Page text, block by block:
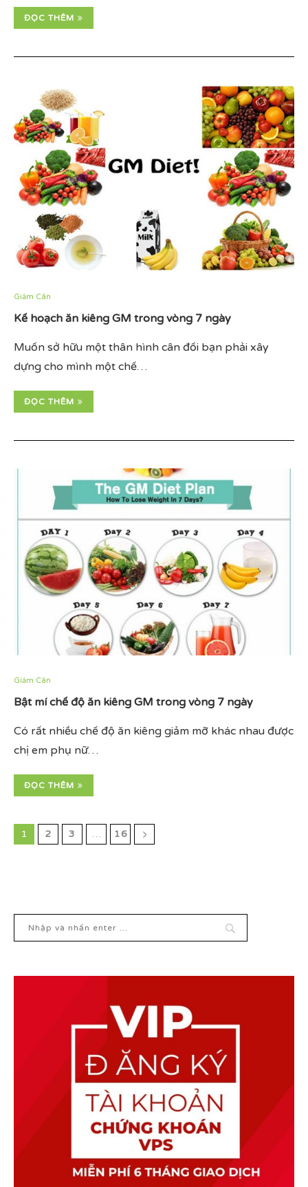
ĐỌC THÊM
Giảm Cân
Kế hoạch ăn kiêng GM trong vòng 7 ngày
Muốn sở hữu một thân hình cân đối bạn phải xây
dựng cho mình một chế…
ĐỌC THÊM
Giảm Cân
Bật mí chế độ ăn kiêng GM trong vòng 7 ngày
Có rất nhiều chế độ ăn kiêng giảm mỡ khác nhau được
chị em phụ nữ…
ĐỌC THÊM
1 2 3 … 16